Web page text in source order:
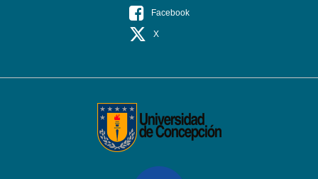
Facebook
X